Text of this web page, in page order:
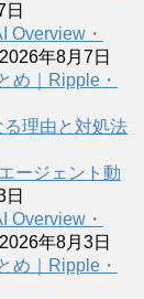
Overview・
2026年8月7日
め｜Ripple・
理由と対処法
ージェント動
Overview・
2026年8月3日
め｜Ripple・